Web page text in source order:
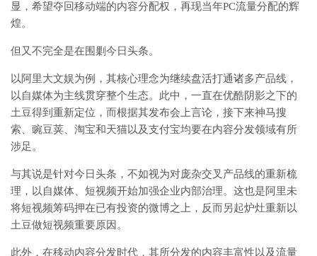
显，希望夺回移动端的内容分配权，再现当年PC流量分配的辉
煌。
但又不完全是在围剿今日头条。
以阿里大文娱为例，其核心理念为继续盘活打通诸多产品线，
以自媒体为主线贯穿整个生态。此中，一直在优酷阴影之下的
土豆得到重新定位，而根据其发布会上言论，接下来神马搜
索、豌豆荚、淘宝和天猫以及支付宝均要在内容分发领域有所
涉足。
与其说是针对今日头条，不如视为对庞杂交叉产品线的重新梳
理，以自媒体、短视频开始加强企业内部治理。这也是阿里未
将短视频筹码押在已有投资的微博之上，反而另起炉灶重新以
土豆做短视频重要原因。
此外，在移动内容分发时代，其所分发的内容丰富性以及流量